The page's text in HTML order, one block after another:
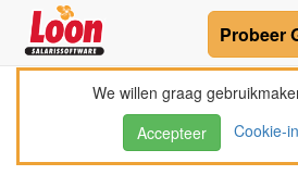
Probeer
We willen graag
Accepteer
Cookie-